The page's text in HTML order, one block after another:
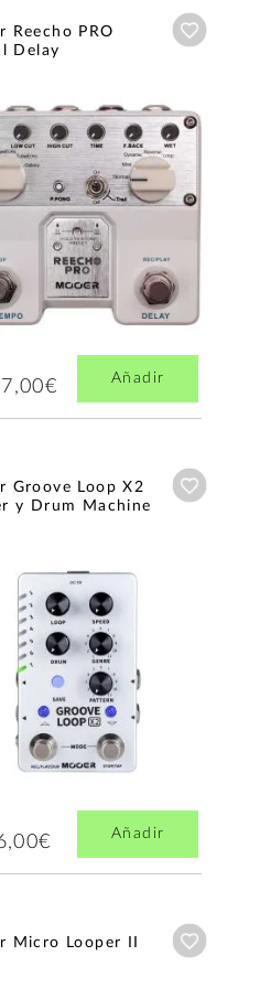
Reecho PRO
Delay
Añadir
Groove Loop X2
y Drum Machine
Añadir
Micro Looper II